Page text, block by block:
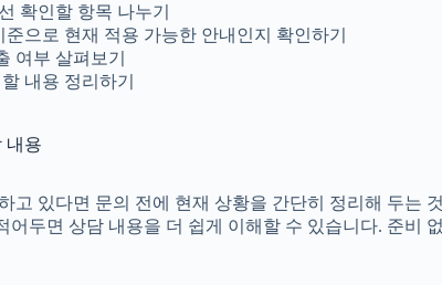
확인할 항목 나누기
준으로 현재 적용 가능한 안내인지 확인하기
여부 살펴보기
내용 정리하기
내용
고 있다면 문의 전에 현재 상황을 간단히 정리해 두는
어두면 상담 내용을 더 쉽게 이해할 수 있습니다. 준비